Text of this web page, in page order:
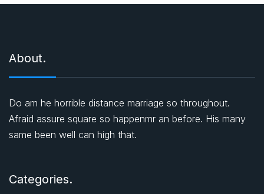
About.
Do am he horrible distance marriage so throughout.
Afraid assure square so happenmr an before. His many
same been well can high that.
Categories.